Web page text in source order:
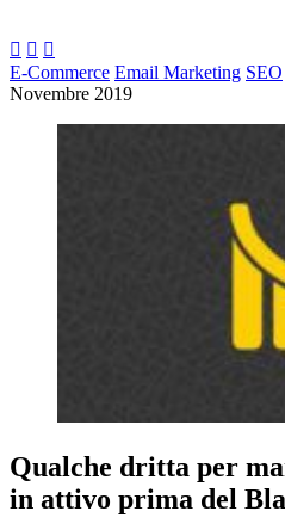
  
E-Commerce Email Marketing SEO
Novembre 2019
Qualche dritta per
in attivo prima del